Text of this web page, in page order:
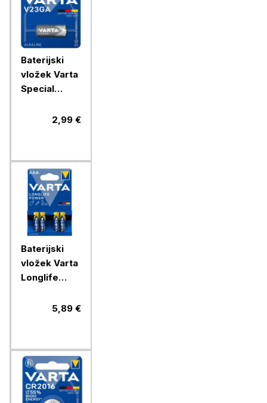
Baterijski
vložek Varta
Special
2,99 €
Baterijski
vložek Varta
Longlife
4/1 alkalni5,89 €